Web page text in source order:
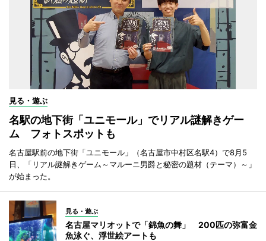
見る・遊ぶ
名駅の地下街「ユニモール」でリアル謎解きゲー
ム フォトスポットも
名古屋駅前の地下街「ユニモール」（名古屋市中村区名駅4）で8月5
日、「リアル謎解きゲーム～マルーニ男爵と秘密の題材（テーマ）～」
が始まった。
見る・遊ぶ
名古屋マリオットで「錦魚の舞」 200匹の弥富金
魚泳ぐ、浮世絵アートも